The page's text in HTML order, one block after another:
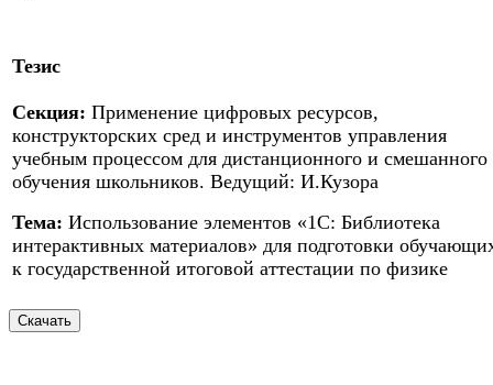
Тезис
Секция: Применение цифровых ресурсов,
конструкторских сред и инструментов управления
учебным процессом для дистанционного и смешанного
обучения школьников. Ведущий: И.Кузора
Тема: Использование элементов «1С: Библиотека
интерактивных материалов» для подготовки
к государственной итоговой аттестации по физике